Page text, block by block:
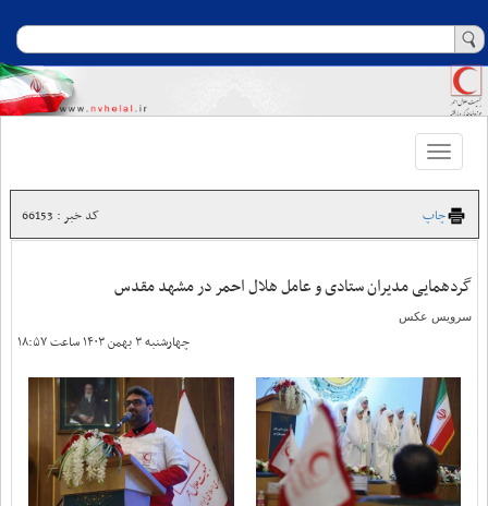
Toggle
navigation
چاپ کد خبر : 66153
گردهمایی مدیران ستادی و عامل هلال احمر در مشهد مقدس
سرویس عکس
چهارشنبه ۳ بهمن ۱۴۰۳ ساعت ۱۸:۵۷